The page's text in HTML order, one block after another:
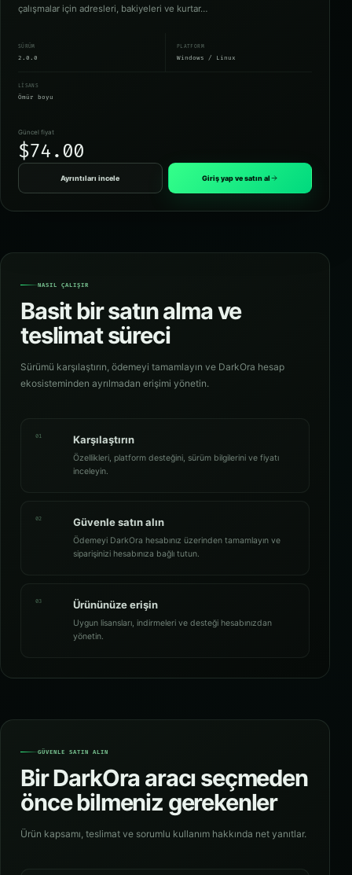
çalışmalar için adresleri, bakiyeleri ve kurtar…
SÜRÜM
2.0.0
PLATFORM
Windows / Linux
LISANS
Ömür boyu
Güncel fiyat
$74.00
Ayrıntıları incele Giriş yap ve satın al
NASIL ÇALIŞIR
Basit bir satın alma ve
teslimat süreci
Sürümü karşılaştırın, ödemeyi tamamlayın ve DarkOra hesap
ekosisteminden ayrılmadan erişimi yönetin.
01 Karşılaştırın
Özellikleri, platform desteğini, sürüm bilgilerini ve fiyatı
inceleyin.
02 Güvenle satın alın
Ödemeyi DarkOra hesabınız üzerinden tamamlayın ve
siparişinizi hesabınıza bağlı tutun.
03 Ürününüze erişin
Uygun lisansları, indirmeleri ve desteği hesabınızdan
yönetin.
GÜVENLE SATIN ALIN
Bir DarkOra aracı seçmeden
önce bilmeniz gerekenler
Ürün kapsamı, teslimat ve sorumlu kullanım hakkında net yanıtlar.